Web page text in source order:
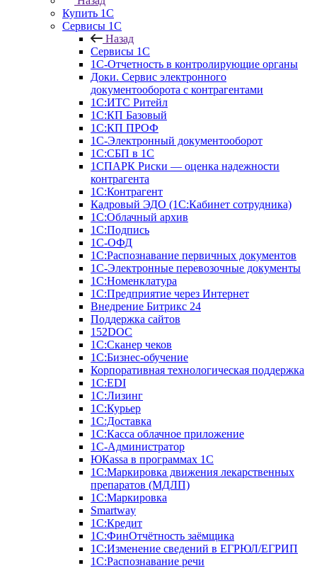
Купить 1С
Сервисы 1С
Назад
Сервисы 1С
1С-Отчетность в контролирующие органы
Доки. Сервис электронного
документооборота с контрагентами
1С:ИТС Ритейл
1С:КП Базовый
1С:КП ПРОФ
1С-Электронный документооборот
1С:СБП в 1С
1СПАРК Риски — оценка надежности
контрагента
1С:Контрагент
Кадровый ЭДО (1С:Кабинет сотрудника)
1С:Облачный архив
1С:Подпись
1С-ОФД
1С:Распознавание первичных документов
1С-Электронные перевозочные документы
1С:Номенклатура
1С:Предприятие через Интернет
Внедрение Битрикс 24
Поддержка сайтов
152DOC
1С:Сканер чеков
1С:Бизнес-обучение
Корпоративная технологическая поддержка
1С:ЕDI
1С:Лизинг
1С:Курьер
1С:Доставка
1С:Касса облачное приложение
1С-Администратор
ЮКаssа в программах 1С
1С:Маркировка движения лекарственных
препаратов (МДЛП)
1С:Маркировка
Smartway
1С:Кредит
1С:ФинОтчётность заёмщика
1С:Изменение сведений в ЕГРЮЛ/ЕГРИП
1С:Распознавание речи